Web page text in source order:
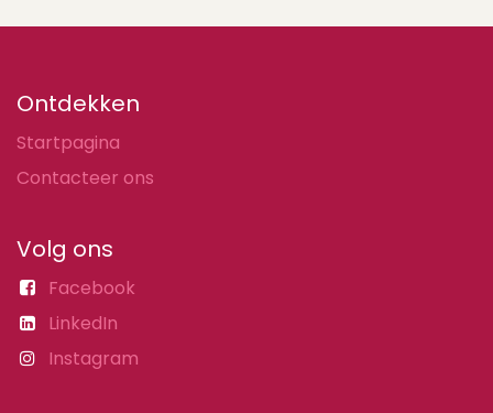
Ontdekken
Startpagina
Contacteer ons
Volg ons
Facebook
LinkedIn
Instagram